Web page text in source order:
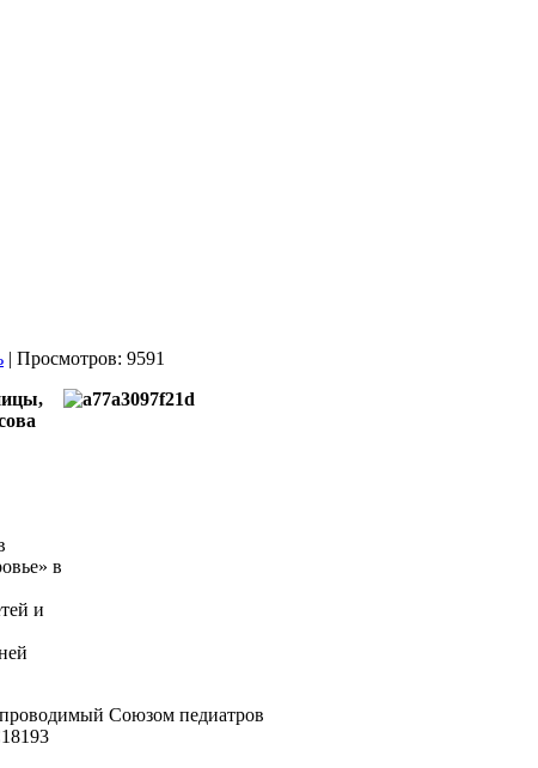
| Просмотров: 9591
в
и
проводимый Союзом педиатров